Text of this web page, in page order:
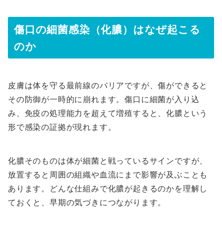
傷口の細菌感染（化膿）はなぜ起こる
のか
皮膚は体を守る最前線のバリアですが、傷ができると
その防御が一時的に崩れます。傷口に細菌が入り込
み、免疫の処理能力を超えて増殖すると、化膿という
形で感染の証拠が現れます。
化膿そのものは体が細菌と戦っているサインですが、
放置すると周囲の組織や血流にまで影響が及ぶことも
あります。どんな仕組みで化膿が起きるのかを理解し
ておくと、早期の気づきにつながります。